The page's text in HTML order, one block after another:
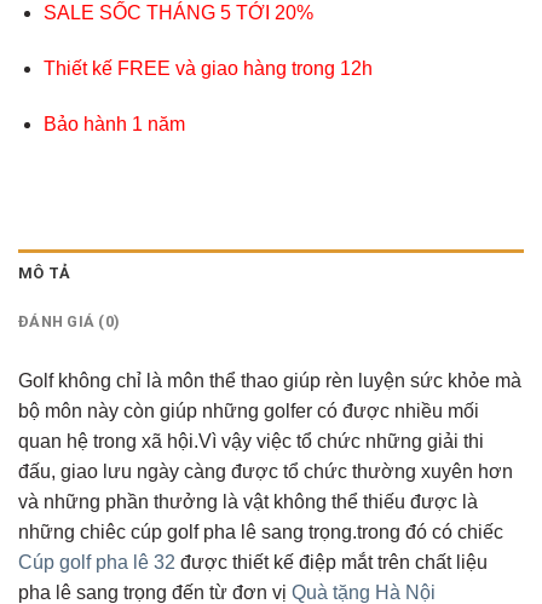
SALE SỐC THÁNG 5 TỚI 20%
Thiết kế FREE và giao hàng trong 12h
Bảo hành 1 năm
MÔ TẢ
ĐÁNH GIÁ (0)
Golf không chỉ là môn thể thao giúp rèn luyện sức khỏe mà
bộ môn này còn giúp những golfer có được nhiều mối
quan hệ trong xã hội.Vì vậy việc tổ chức những giải thi
đấu, giao lưu ngày càng được tổ chức thường xuyên hơn
và những phần thưởng là vật không thể thiếu được là
những chiêc cúp golf pha lê sang trọng.trong đó có chiếc
Cúp golf pha lê 32 được thiết kế điệp mắt trên chất liệu
pha lê sang trọng đến từ đơn vị Quà tặng Hà Nội